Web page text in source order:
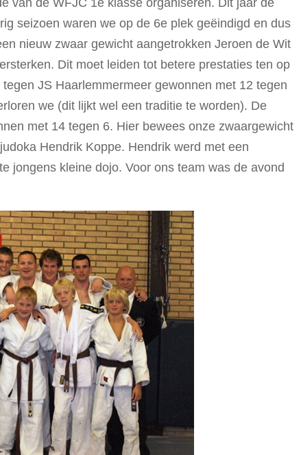
van de WFJC 1e klasse organiseren. Dit jaar de
seizoen waren we op de 6e plek geëindigd en dus
nieuw zwaar gewicht aangetrokken Jeroen de Wit
Dit moet leiden tot betere prestaties ten op
JS Haarlemmermeer gewonnen met 12 tegen
we (dit lijkt wel een traditie te worden). De
met 14 tegen 6. Hier bewees onze zwaargewicht
Hendrik Koppe. Hendrik werd met een
jongens kleine dojo. Voor ons team was de avond